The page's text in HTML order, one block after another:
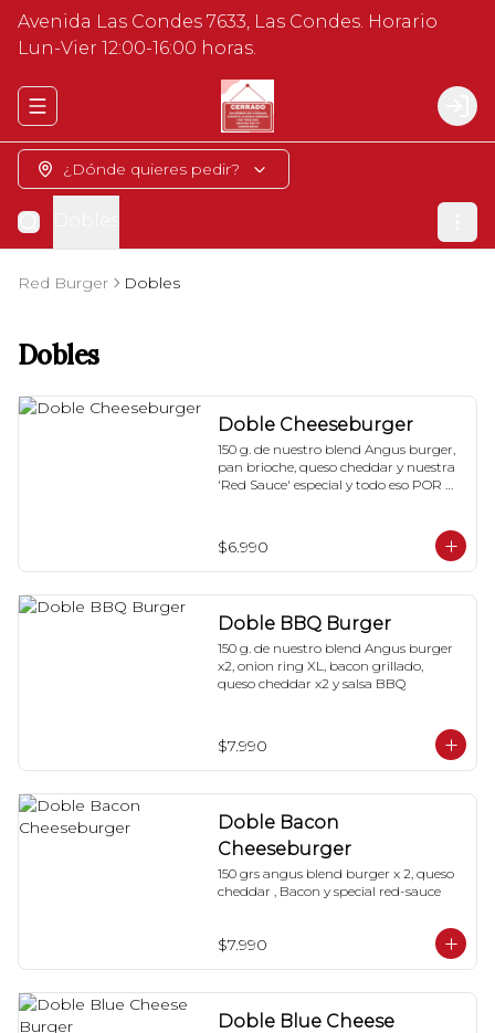
Avenida Las Condes 7633, Las Condes. Horario
Lun-Vier 12:00-16:00 horas.
Abrir menu de navegación
¿Dónde quieres pedir?
Red Burger Dobles
Dobles
Doble Cheeseburger
150 g. de nuestro blend Angus burger,
pan brioche, queso cheddar y nuestra
'Red Sauce' especial y todo eso POR
$6.990
Doble BBQ Burger
150 g. de nuestro blend Angus burger
x2, onion ring XL, bacon grillado,
queso cheddar x2 y salsa BBQ
$7.990
Doble Bacon
Cheeseburger
150 grs angus blend burger x 2, queso
cheddar , Bacon y special red-sauce
$7.990
Doble Blue Cheese